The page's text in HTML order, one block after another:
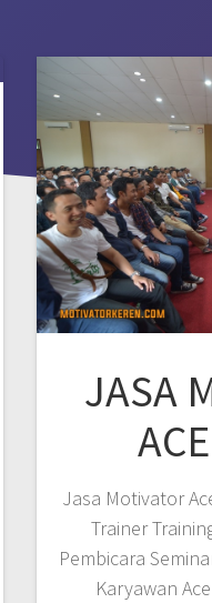
JASA
Jasa Motivator
Trainer
Pembicara
Karyawan